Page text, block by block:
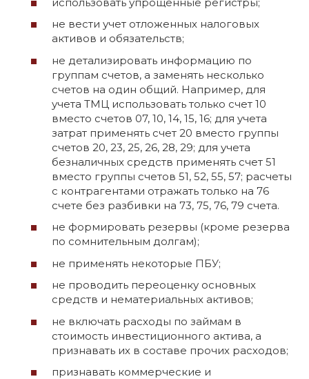
не вести учет отложенных налоговых
активов и обязательств;
не детализировать информацию по
группам счетов, а заменять несколько
счетов на один общий. Например, для
учета ТМЦ использовать только счет 10
вместо счетов 07, 10, 14, 15, 16; для учета
затрат применять счет 20 вместо группы
счетов 20, 23, 25, 26, 28, 29; для учета
безналичных средств применять счет 51
вместо группы счетов 51, 52, 55, 57; расчеты
с контрагентами отражать только на 76
счете без разбивки на 73, 75, 76, 79 счета.
не формировать резервы (кроме резерва
по сомнительным долгам);
не применять некоторые ПБУ;
не проводить переоценку основных
средств и нематериальных активов;
не включать расходы по займам в
стоимость инвестиционного актива, а
признавать их в составе прочих расходов;
признавать коммерческие и